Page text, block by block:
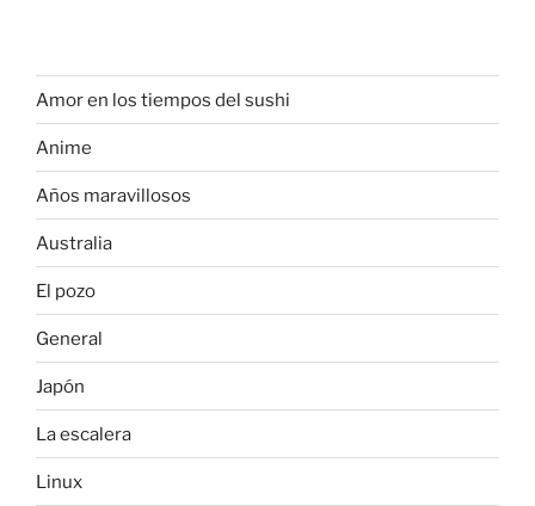
Amor en los tiempos del sushi
Anime
Años maravillosos
Australia
El pozo
General
Japón
La escalera
Linux